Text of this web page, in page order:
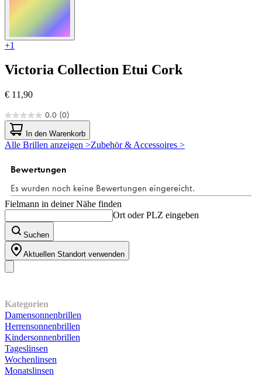
+1
Victoria Collection Etui Cork
€ 11,90
0.0 (0)
0.0
von
5
Sternen.
In den Warenkorb
Alle Brillen anzeigen >Zubehör & Accessoires >
Fielmann in deiner Nähe finden
Ort oder PLZ eingeben
Suchen
Aktuellen Standort verwenden
Kategorien
Damensonnenbrillen
Herrensonnenbrillen
Kindersonnenbrillen
Tageslinsen
Wochenlinsen
Monatslinsen